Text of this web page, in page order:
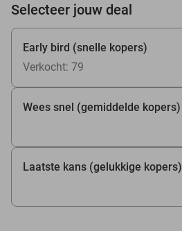
Selecteer jouw deal
Early bird (snelle kopers)
Verkocht: 79
Wees snel (gemiddelde kopers)
Laatste kans (gelukkige kopers)